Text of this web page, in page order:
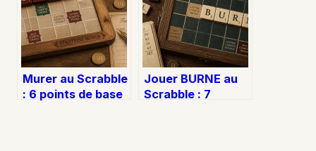
sans perdre de
temps
Murer au Scrabble
: 6 points de base
Jouer BURNE au
Scrabble : 7